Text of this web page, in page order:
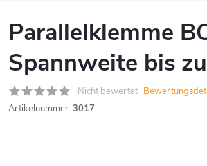
Parallelklemme
Spannweite bis
Nicht bewertet
Artikelnummer: 3017